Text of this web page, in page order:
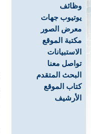
وظائف
يوتيوب جهات
معرض الصور
مكتبة الموقع
الاستبيانات
تواصل معنا
البحث المتقدم
كتاب الموقع
الأرشيف